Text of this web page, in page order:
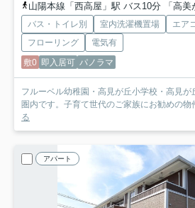
山陽本線「西高屋」駅 バス10分 「高美が
バス・トイレ別 室内洗濯機置場 エア
フローリング
電気有
敷0 即入居可 パノラマ
フルーベル幼稚園・高見が丘小学校・高見
圏内です。子育て世代のご家族にお勧めの物
る
アパート